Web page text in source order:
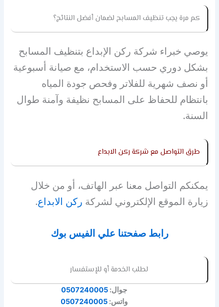
كم مرة يجب تنظيف المسابح لضمان أفضل النتائج؟
يوصي خبراء شركة ركن الإبداع بتنظيف المسابح
بشكل دوري حسب الاستخدام، مع صيانة أسبوعية
أو نصف شهرية للفلاتر وفحص جودة المياه
بانتظام للحفاظ على المسابح نظيفة وآمنة طوال
السنة.
طرق التواصل مع شركة ركن الابداع
يمكنكم التواصل معنا عبر الهاتف، أو من خلال
زيارة الموقع الإلكتروني لشركة ركن الابداع.
رابط صفحتنا علي الفيس بوك
لطلب الخدمة أو للإستفسار
جوال:0507240005
واتس:0507240005